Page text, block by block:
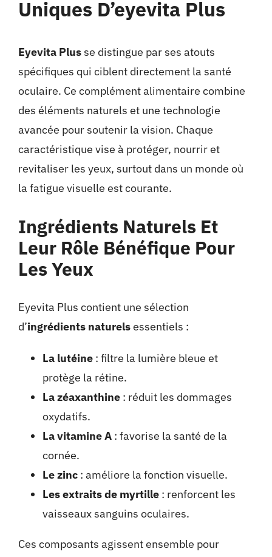
Uniques D’eyevita Plus
Eyevita Plusse distingue par ses atouts
spécifiques qui ciblent directement la santé
oculaire. Ce complément alimentaire combine
des éléments naturels et une technologie
avancée pour soutenir la vision. Chaque
caractéristique vise à protéger, nourrir et
revitaliser les yeux, surtout dans un monde où
la fatigue visuelle est courante.
Ingrédients Naturels Et
Leur Rôle Bénéfique Pour
Les Yeux
Eyevita Plus contient une sélection
d’ingrédients naturelsessentiels :
La lutéine: filtre la lumière bleue et
protège la rétine.
La zéaxanthine: réduit les dommages
oxydatifs.
La vitamine A: favorise la santé de la
cornée.
Le zinc: améliore la fonction visuelle.
Les extraits de myrtille: renforcent les
vaisseaux sanguins oculaires.
Ces composants agissent ensemble pour